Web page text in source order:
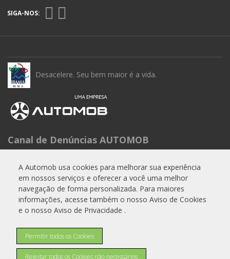
A Automob usa cookies para melhorar sua experiência
em nossos serviços e oferecer a você uma melhor
navegação de forma personalizada. Para maiores
informações, acesse também o nosso Aviso de Cookies
e o nosso Aviso de Privacidade .
Permitir todos os Cookies
Rejeitar todos os Cookies não-necessários
SIGA-NOS:
Desacelere. Seu bem maior é a vida.
Canal de Denúncias AUTOMOB
Telefone: 0800 288 6662
E-mail:experiencia.cliente@automob.com.br
AutoForce - Todos os direitos reservados.
Como a A.R Motors trata os Dados Pessoais (LGPD)